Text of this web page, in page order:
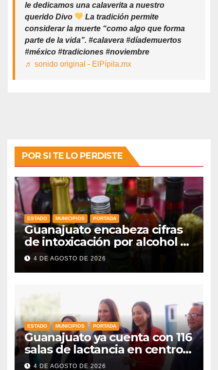
le dedicamos una calaverita a nuestro
querido Divo
La tradición permite
considerar la muerte “como algo que forma
parte de la vida”. #calavera #díademuertos
#méxico #tradiciones #noviembre
♬ sonido original - ElPípila.mx
POR SI TE LO PERDISTE
ESTADO MUNICIPIOS PORTADA
Guanajuato encabeza cifras
de intoxicación por alcohol a
nivel nacional
4 DE AGOSTO DE 2026
ESTADO MUNICIPIOS PORTADA
Guanajuato ya cuenta con 116
salas de lactancia en centros
de trabajo: Gobernadora
4 DE AGOSTO DE 2026